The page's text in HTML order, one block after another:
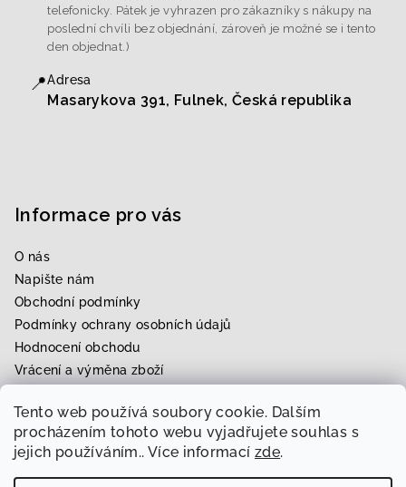
Tento web používá soubory cookie. Dalším
procházením tohoto webu vyjadřujete souhlas s
jejich používáním.. Více informací zde.
telefonicky. Pátek je vyhrazen pro zákazníky s nákupy na
poslední chvíli bez objednání, zároveň je možné se i tento
den objednat.)
📍Adresa
Masarykova 391, Fulnek, Česká republika
Informace pro vás
O nás
Napište nám
Obchodní podmínky
Podmínky ochrany osobních údajů
Hodnocení obchodu
Vrácení a výměna zboží
Rezervace zkoušky